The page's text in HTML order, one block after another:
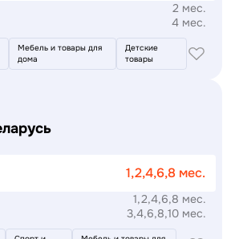
2 мес.
4 мес.
Мебель и товары для
дома
Детские
товары
1,2,4,6,8 мес.
3,4,6,8,10 мес.
1,2,4,6,8 мес.